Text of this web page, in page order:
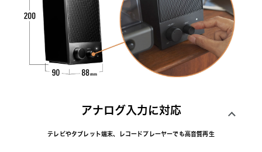
アナログ入力に対応
テレビやタブレット端末、レコードプレーヤーでも高音質再生